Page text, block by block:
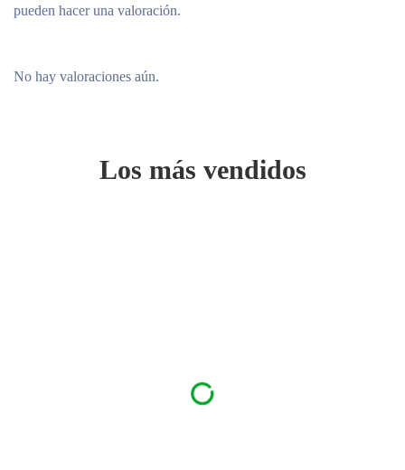
No hay valoraciones aún.
pueden hacer una valoración.
Los más vendidos